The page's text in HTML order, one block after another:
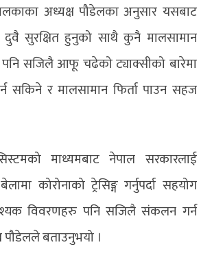
अध्यक्ष पौडेलका अनुसार यसबाट
दुवै सुरक्षित हुनुको साथै कुनै मालसामान
सजिलै आफू चढेको ट्याक्सीको बारेमा
सकिने र मालसामान फिर्ता पाउन सहज
माध्यमबाट नेपाल सरकारलाई
कोरोनाको ट्रेसिङ्ग गर्नुपर्दा सहयोग
विवरणहरु पनि सजिलै संकलन गर्न
बताउनुभयो ।